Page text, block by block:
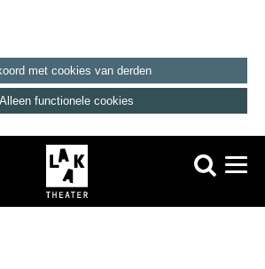
met cookies van derden
Alleen functionele cookies